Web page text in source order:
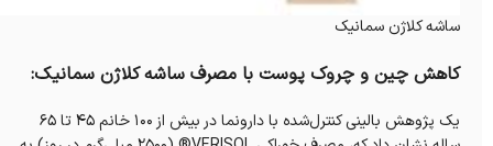
ساشه کلاژن سمانیک
کاهش چین و چروک پوست با مصرف ساشه کلاژن سمانیک:
یک پژوهش بالینی کنترل‌شده با دارونما در بیش از ۱۰۰ خانم ۴۵ تا ۶۵